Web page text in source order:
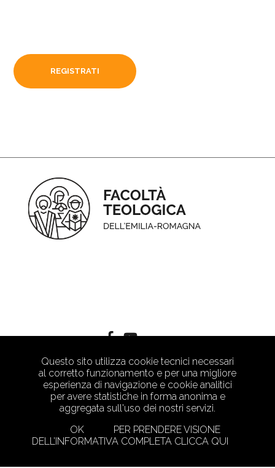
Questo sito utilizza cookie tecnici necessari
al corretto funzionamento e per una migliore
esperienza di navigazione e cookie analitici
per avere statistiche in forma anonima e
aggregata sull'uso dei nostri servizi.
OK
PER PRENDERE VISIONE
DELL’INFORMATIVA COMPLETA CLICCA QUI
REGISTRATI